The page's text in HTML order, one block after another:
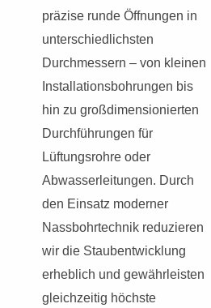
präzise runde Öffnungen in
unterschiedlichsten
Durchmessern – von kleinen
Installationsbohrungen bis
hin zu großdimensionierten
Durchführungen für
Lüftungsrohre oder
Abwasserleitungen. Durch
den Einsatz moderner
Nassbohrtechnik reduzieren
wir die Staubentwicklung
erheblich und gewährleisten
gleichzeitig höchste